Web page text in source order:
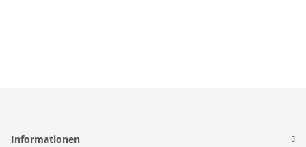
Informationen